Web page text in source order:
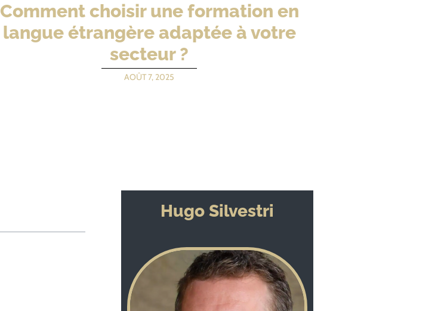
Comment choisir une formation en
langue étrangère adaptée à votre
secteur ?
AOÛT 7, 2025
Hugo Silvestri